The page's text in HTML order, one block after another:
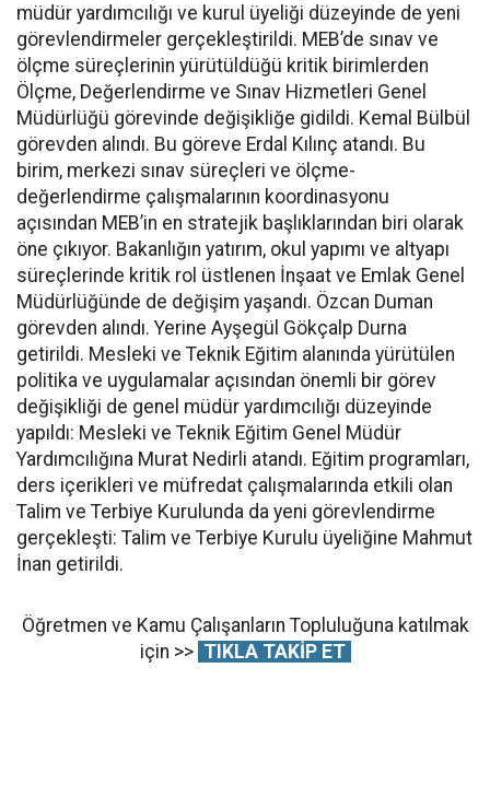
müdür yardımcılığı ve kurul üyeliği düzeyinde de yeni
görevlendirmeler gerçekleştirildi. MEB’de sınav ve
ölçme süreçlerinin yürütüldüğü kritik birimlerden
Ölçme, Değerlendirme ve Sınav Hizmetleri Genel
Müdürlüğü görevinde değişikliğe gidildi. Kemal Bülbül
görevden alındı. Bu göreve Erdal Kılınç atandı. Bu
birim, merkezi sınav süreçleri ve ölçme-
değerlendirme çalışmalarının koordinasyonu
açısından MEB’in en stratejik başlıklarından biri olarak
öne çıkıyor. Bakanlığın yatırım, okul yapımı ve altyapı
süreçlerinde kritik rol üstlenen İnşaat ve Emlak Genel
Müdürlüğünde de değişim yaşandı. Özcan Duman
görevden alındı. Yerine Ayşegül Gökçalp Durna
getirildi. Mesleki ve Teknik Eğitim alanında yürütülen
politika ve uygulamalar açısından önemli bir görev
değişikliği de genel müdür yardımcılığı düzeyinde
yapıldı: Mesleki ve Teknik Eğitim Genel Müdür
Yardımcılığına Murat Nedirli atandı. Eğitim programları,
ders içerikleri ve müfredat çalışmalarında etkili olan
Talim ve Terbiye Kurulunda da yeni görevlendirme
gerçekleşti: Talim ve Terbiye Kurulu üyeliğine Mahmut
İnan getirildi.
Öğretmen ve Kamu Çalışanların Topluluğuna katılmak
için >> TIKLA TAKİP ET